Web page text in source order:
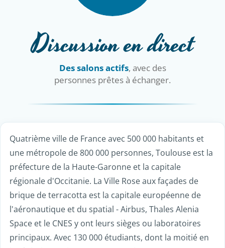
Discussion en direct
Des salons actifs, avec des
personnes prêtes à échanger.
Quatrième ville de France avec 500 000 habitants et
une métropole de 800 000 personnes, Toulouse est la
préfecture de la Haute-Garonne et la capitale
régionale d'Occitanie. La Ville Rose aux façades de
brique de terracotta est la capitale européenne de
l'aéronautique et du spatial - Airbus, Thales Alenia
Space et le CNES y ont leurs sièges ou laboratoires
principaux. Avec 130 000 étudiants, dont la moitié en